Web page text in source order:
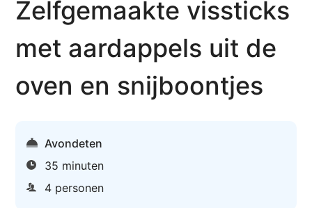
Zelfgemaakte vissticks
met aardappels uit de
oven en snijboontjes
Avondeten
35 minuten
4 personen